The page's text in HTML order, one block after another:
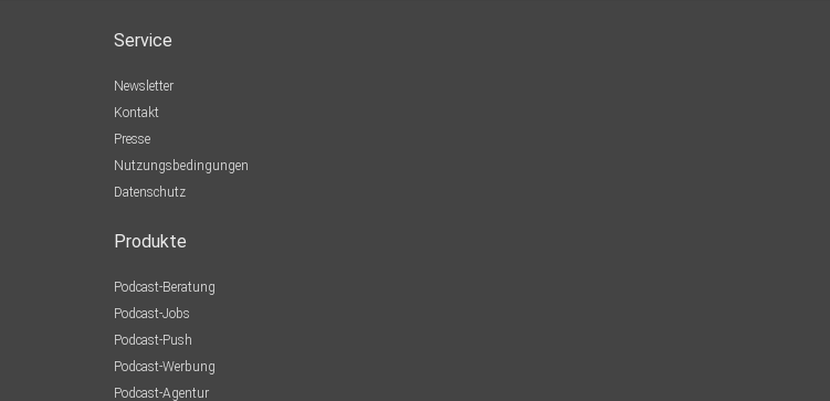
Service
Newsletter
Kontakt
Presse
Nutzungsbedingungen
Datenschutz
Produkte
Podcast-Beratung
Podcast-Jobs
Podcast-Push
Podcast-Werbung
Podcast-Agentur